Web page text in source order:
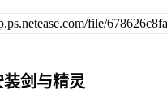
剑与精灵